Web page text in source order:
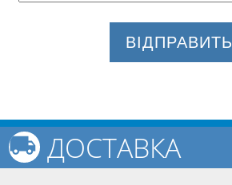
ВІДПРАВИТЬ
ДОСТАВКА